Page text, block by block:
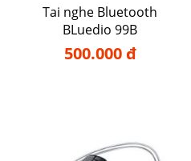
Tai nghe Bluetooth
BLuedio 99B
500.000 đ